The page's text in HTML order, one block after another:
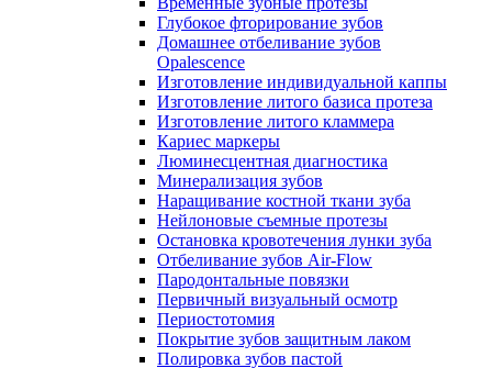
Глубокое фторирование зубов
Домашнее отбеливание зубов
Opalescence
Изготовление индивидуальной каппы
Изготовление литого базиса протеза
Изготовление литого кламмера
Кариес маркеры
Люминесцентная диагностика
Минерализация зубов
Наращивание костной ткани зуба
Нейлоновые съемные протезы
Остановка кровотечения лунки зуба
Отбеливание зубов Air-Flow
Пародонтальные повязки
Первичный визуальный осмотр
Периостотомия
Покрытие зубов защитным лаком
Полировка зубов пастой